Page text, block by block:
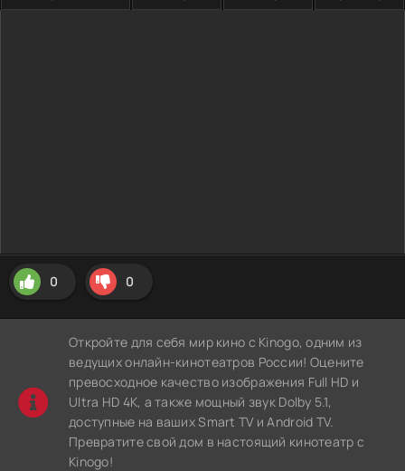
0 0
Откройте для себя мир кино с Kinogo, одним из
ведущих онлайн-кинотеатров России! Оцените
превосходное качество изображения Full HD и
Ultra HD 4K, а также мощный звук Dolby 5.1,
доступные на ваших Smart TV и Android TV.
Превратите свой дом в настоящий кинотеатр с
Kinogo!